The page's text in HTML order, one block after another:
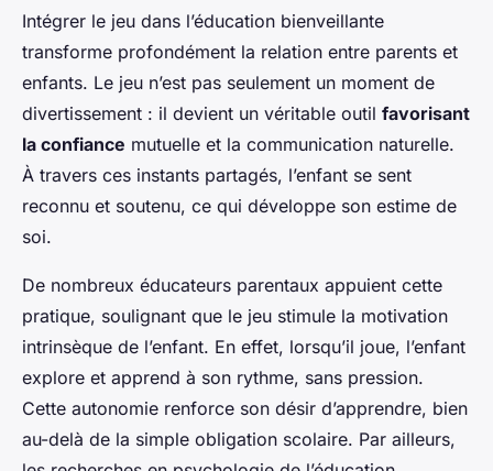
Intégrer le jeu dans l’éducation bienveillante
transforme profondément la relation entre parents et
enfants. Le jeu n’est pas seulement un moment de
divertissement : il devient un véritable outil favorisant
la confiance mutuelle et la communication naturelle.
À travers ces instants partagés, l’enfant se sent
reconnu et soutenu, ce qui développe son estime de
soi.
De nombreux éducateurs parentaux appuient cette
pratique, soulignant que le jeu stimule la motivation
intrinsèque de l’enfant. En effet, lorsqu’il joue, l’enfant
explore et apprend à son rythme, sans pression.
Cette autonomie renforce son désir d’apprendre, bien
au-delà de la simple obligation scolaire. Par ailleurs,